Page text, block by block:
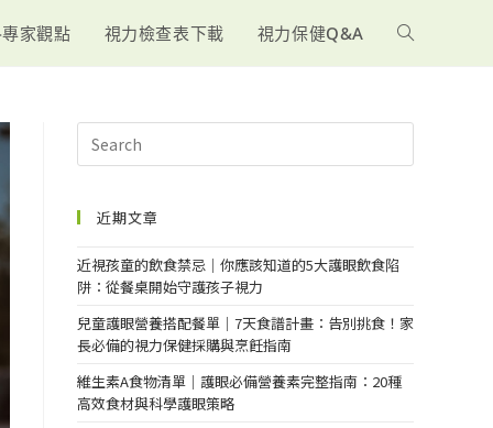
家觀點 視力檢查表下載 視力保健Q&A
近期文章
近視孩童的飲食禁忌｜你應該知道的5大護眼飲食陷
阱：從餐桌開始守護孩子視力
兒童護眼營養搭配餐單｜7天食譜計畫：告別挑食！家
長必備的視力保健採購與烹飪指南
維生素A食物清單｜護眼必備營養素完整指南：20種
高效食材與科學護眼策略